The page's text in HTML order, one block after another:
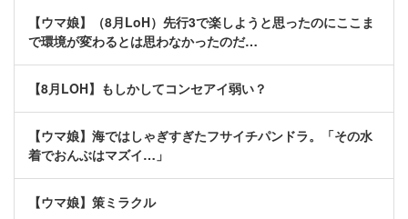
【ウマ娘】（8月LoH）先行3で楽しようと思ったのにここま
で環境が変わるとは思わなかったのだ…
【8月LOH】もしかしてコンセアイ弱い？
【ウマ娘】海ではしゃぎすぎたフサイチパンドラ。「その水
着でおんぶはマズイ…」
【ウマ娘】策ミラクル